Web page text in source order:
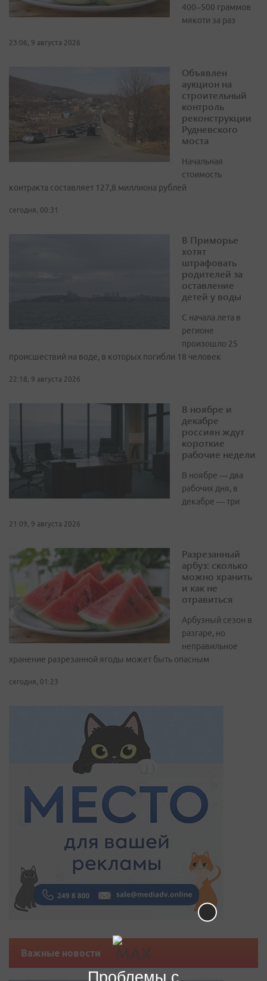
400–500 граммов
мякоти за раз
23:06, 9 августа 2026
Объявлен
аукцион на
строительный
контроль
реконструкции
Рудневского
моста
Начальная
стоимость
контракта составляет 127,8 миллиона рублей
сегодня, 00:31
В Приморье
хотят
штрафовать
родителей за
оставление
детей у воды
С начала лета в
регионе
произошло 25
происшествий на воде, в которых погибли 18 человек
22:18, 9 августа 2026
В ноябре и
декабре
россиян ждут
короткие
рабочие недели
В ноябре — два
рабочих дня, в
декабре — три
21:09, 9 августа 2026
Разрезанный
арбуз: сколько
можно хранить
и как не
отравиться
Арбузный сезон в
разгаре, но
неправильное
хранение разрезанной ягоды может быть опасным
сегодня, 01:23
Важные новости
Проблемы с